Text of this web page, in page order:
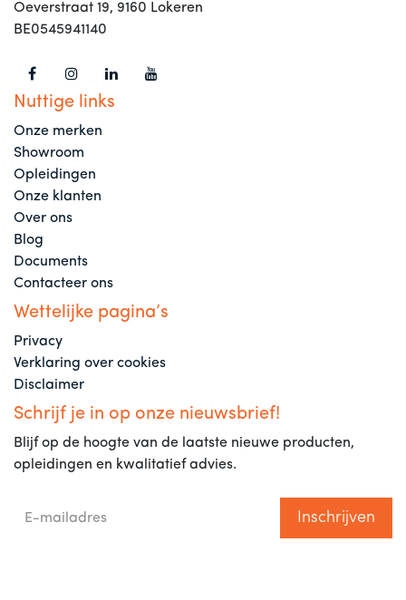
Oeverstraat 19, 9160 Lokeren
BE0545941140
Nuttige links
Onze merken
Showroom
Opleidingen
Onze klanten
Over ons
Blog
Documents
Contacteer ons
Wettelijke pagina’s
Privacy
Verklaring over cookies
Disclaimer
Schrijf je in op onze nieuwsbrief!
Blijf op de hoogte van de laatste nieuwe producten,
opleidingen en kwalitatief advies.
Inschrijven